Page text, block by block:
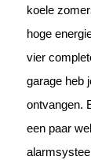
koele
hoge
vier
garage heb
ontvangen.
een paar